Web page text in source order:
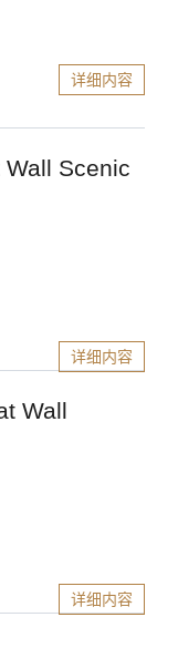
详细内容
Wall Scenic
详细内容
Wall
详细内容